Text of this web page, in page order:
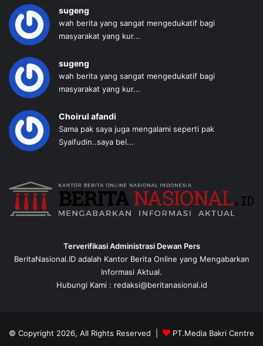
sugeng
wah berita yang sangat mengedukatif bagi
masyarakat yang kur...
sugeng
wah berita yang sangat mengedukatif bagi
masyarakat yang kur...
Choirul afandi
Sama pak saya juga mengalami seperti pak
Syaifudin..saya bel...
Terverifikasi Administrasi Dewan Pers
BeritaNasional.ID adalah Kantor Berita Online yang Mengabarkan
Informasi Aktual.
Hubungi Kami : redaksi@beritanasional.id
© Copyright 2026, All Rights Reserved | PT.Media Bakri Centre